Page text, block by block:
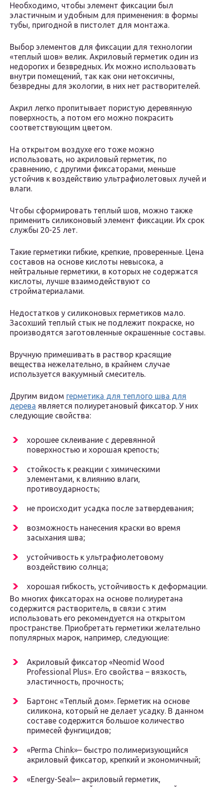
Необходимо, чтобы элемент фиксации был
эластичным и удобным для применения: в формы
тубы, пригодной в пистолет для монтажа.
Выбор элементов для фиксации для технологии
«теплый шов» велик. Акриловый герметик один из
недорогих и безвредных. Их можно использовать
внутри помещений, так как они нетоксичны,
безвредны для экологии, в них нет растворителей.
Акрил легко пропитывает пористую деревянную
поверхность, а потом его можно покрасить
соответствующим цветом.
На открытом воздухе его тоже можно
использовать, но акриловый герметик, по
сравнению, с другими фиксаторами, меньше
устойчив к воздействию ультрафиолетовых лучей и
влаги.
Чтобы сформировать теплый шов, можно также
применить силиконовый элемент фиксации. Их срок
службы 20-25 лет.
Такие герметики гибкие, крепкие, проверенные. Цена
составов на основе кислоты невысока, а
нейтральные герметики, в которых не содержатся
кислоты, лучше взаимодействуют со
стройматериалами.
Недостатков у силиконовых герметиков мало.
Засохший теплый стык не подлежит покраске, но
производятся заготовленные окрашенные составы.
Вручную примешивать в раствор красящие
вещества нежелательно, в крайнем случае
используется вакуумный смеситель.
Другим видом герметика для теплого шва для
дерева является полиуретановый фиксатор. У них
следующие свойства:
хорошее склеивание с деревянной
поверхностью и хорошая крепость;
стойкость к реакции с химическими
элементами, к влиянию влаги,
противоударность;
не происходит усадка после затвердевания;
возможность нанесения краски во время
засыхания шва;
устойчивость к ультрафиолетовому
воздействию солнца;
хорошая гибкость, устойчивость к деформации.
Во многих фиксаторах на основе полиуретана
содержится растворитель, в связи с этим
использовать его рекомендуется на открытом
пространстве. Приобретать герметики желательно
популярных марок, например, следующие:
Акриловый фиксатор «Neomid Wood
Professional Plus». Его свойства – вязкость,
эластичность, прочность;
Бартонс «Теплый дом». Герметик на основе
силикона, который не делает усадку. В данном
составе содержится большое количество
примесей фунгицидов;
«Perma Chink»– быстро полимеризующийся
акриловый фиксатор, крепкий и экономичный;
«Energy-Seal»– акриловый герметик,